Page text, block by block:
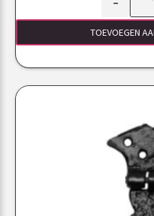
TOEVOEGEN